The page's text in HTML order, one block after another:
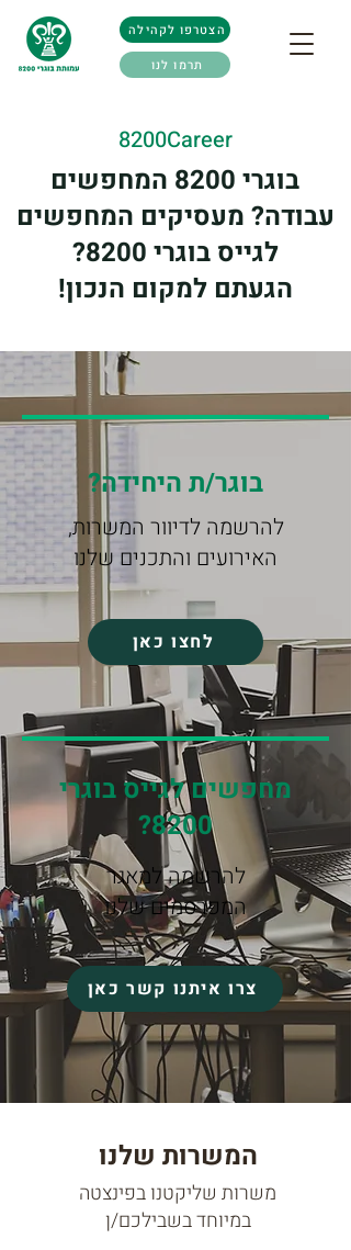
הצטרפו לקהילה
תרמו לנו
8200Career
בוגרי 8200 המחפשים
עבודה? מעסיקים המחפשים
לגייס בוגרי 8200?
הגעתם למקום הנכון!
בוגר/ת היחידה?
להרשמה לדיוור המשרות,
האירועים והתכנים שלנו
לחצו כאן
מחפשים לגייס בוגרי
8200?
להרשמה למאגר
המפרסמים שלנו
צרו איתנו קשר כאן
המשרות שלנו
משרות שליקטנו בפינצטה
במיוחד בשבילכם/ן